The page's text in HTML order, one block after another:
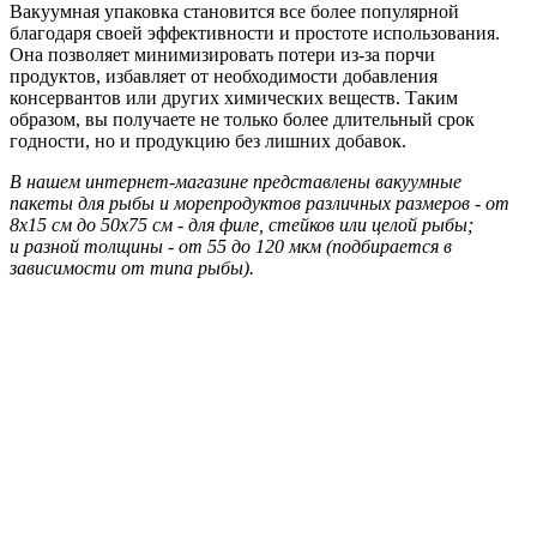
Вакуумная упаковка становится все более популярной
благодаря своей эффективности и простоте использования.
Она позволяет минимизировать потери из-за порчи
продуктов, избавляет от необходимости добавления
консервантов или других химических веществ. Таким
образом, вы получаете не только более длительный срок
годности, но и продукцию без лишних добавок.
В нашем интернет-магазине представлены вакуумные
пакеты для рыбы и морепродуктов различных размеров - от
8х15 см до 50х75 см - для филе, стейков или целой рыбы;
и разной толщины - от 55 до 120 мкм (подбирается в
зависимости от типа рыбы).